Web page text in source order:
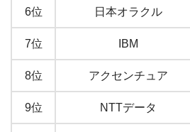
6位 日本オラクル
7位 IBM
8位 アクセンチュア
9位 NTTデータ